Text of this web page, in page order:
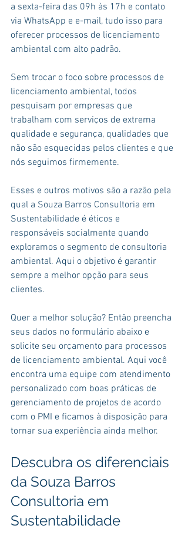
a sexta-feira das 09h às 17h e contato
via WhatsApp e e-mail, tudo isso para
oferecer processos de licenciamento
ambiental com alto padrão.
Sem trocar o foco sobre processos de
licenciamento ambiental, todos
pesquisam por empresas que
trabalham com serviços de extrema
qualidade e segurança, qualidades que
não são esquecidas pelos clientes e que
nós seguimos firmemente.
Esses e outros motivos são a razão pela
qual a Souza Barros Consultoria em
Sustentabilidade é éticos e
responsáveis socialmente quando
exploramos o segmento de consultoria
ambiental. Aqui o objetivo é garantir
sempre a melhor opção para seus
clientes.
Quer a melhor solução? Então preencha
seus dados no formulário abaixo e
solicite seu orçamento para processos
de licenciamento ambiental. Aqui você
encontra uma equipe com atendimento
personalizado com boas práticas de
gerenciamento de projetos de acordo
com o PMI e ficamos à disposição para
tornar sua experiência ainda melhor.
Descubra os diferenciais
da Souza Barros
Consultoria em
Sustentabilidade